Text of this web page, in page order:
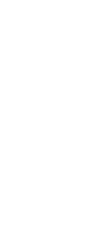
Abiezer
Selomot
Cheleb,
zoon van
Benaja,
Abialbon,
Eljachba,
Jonatan,